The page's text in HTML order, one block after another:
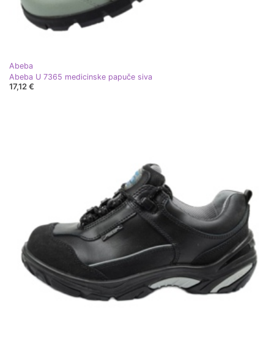
Abeba
Abeba U 7365 medicinske papuče siva
17,12 €